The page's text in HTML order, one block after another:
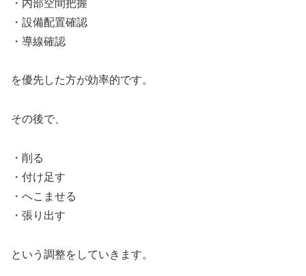
・内部空間把握
・設備配置確認
・導線確認
を優先した方が効率的です。
その後で、
・削る
・付け足す
・へこませる
・張り出す
という調整をしていきます。